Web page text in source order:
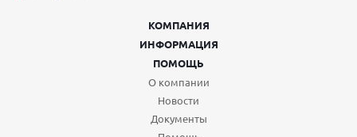
КОМПАНИЯ
ИНФОРМАЦИЯ
ПОМОЩЬ
О компании
Новости
Документы